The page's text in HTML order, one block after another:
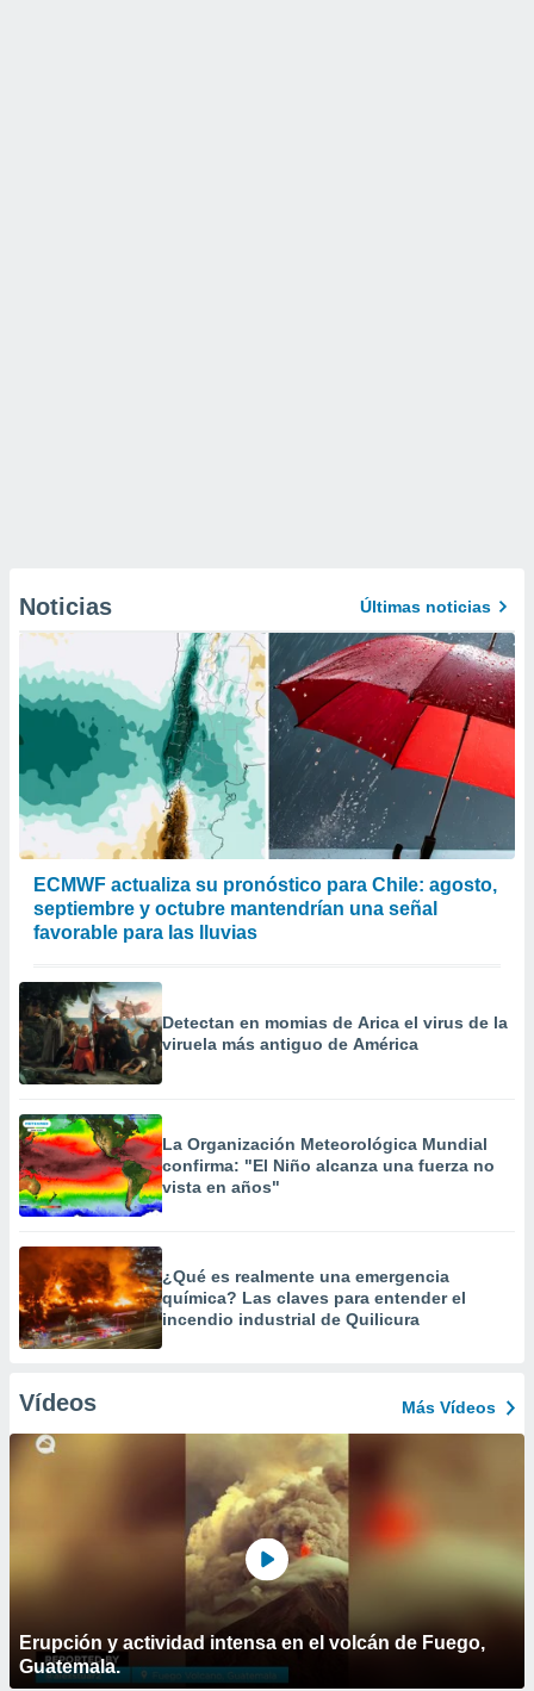
Noticias Últimas noticias
ECMWF actualiza su pronóstico para Chile: agosto,
septiembre y octubre mantendrían una señal
favorable para las lluvias
Detectan en momias de Arica el virus de la
viruela más antiguo de América
La Organización Meteorológica Mundial
confirma: "El Niño alcanza una fuerza no
vista en años"
¿Qué es realmente una emergencia
química? Las claves para entender el
incendio industrial de Quilicura
Vídeos Más Vídeos
Erupción y actividad intensa en el volcán de Fuego,
Guatemala.